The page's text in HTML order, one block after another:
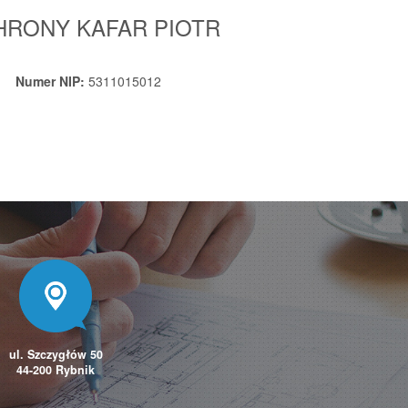
KAFAR PIOTR
Numer NIP:5311015012
ul. Szczygłów 50
44-200 Rybnik